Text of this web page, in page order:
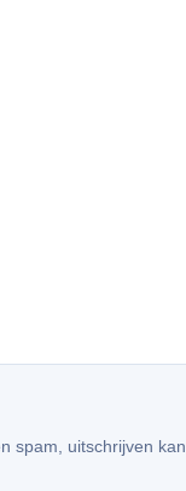
spam, uitschrijven kan